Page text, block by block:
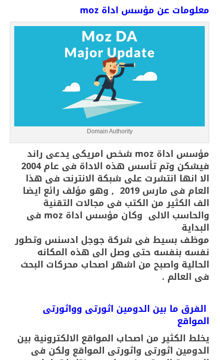
معلومات عن مؤسس اداة moz
Domain Authority
مؤسس اداة moz شخص امريكى يدعى راند
فيشكن وتم تأسس هذه الاداة فى عام 2004
الا انها انتشرت على شبكة الانترنت فى هذا
العام فى مارس 2019 , وهو مؤلف رائع ايضا
الف الكثير من الكتب فى مجالات التقنية
والحاسب الالى وكان مؤسس اداة moz فى
البداية
موظف بسيط فى شركة جوجل ادسنس وتطور
نفسه بنفسه حتى وصل الى هذه المكانه
الحالية واصبح من اشهر اصحاب محركات البحث
فى العالم .
الفرق ما بين الدومين اثورتى وواثورتى
المواقع
يخلط الكثير من اصحاب المواقع الالكترونية بين
الدومين اثورتى واثورتى المواقع ولكن فى